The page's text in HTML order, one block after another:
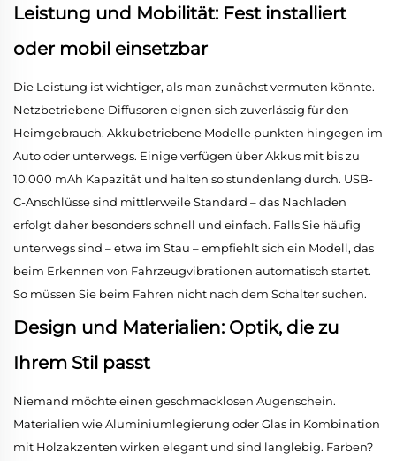
Leistung und Mobilität: Fest installiert
oder mobil einsetzbar
Die Leistung ist wichtiger, als man zunächst vermuten könnte.
Netzbetriebene Diffusoren eignen sich zuverlässig für den
Heimgebrauch. Akkubetriebene Modelle punkten hingegen im
Auto oder unterwegs. Einige verfügen über Akkus mit bis zu
10.000 mAh Kapazität und halten so stundenlang durch. USB-
C-Anschlüsse sind mittlerweile Standard – das Nachladen
erfolgt daher besonders schnell und einfach. Falls Sie häufig
unterwegs sind – etwa im Stau – empfiehlt sich ein Modell, das
beim Erkennen von Fahrzeugvibrationen automatisch startet.
So müssen Sie beim Fahren nicht nach dem Schalter suchen.
Design und Materialien: Optik, die zu
Ihrem Stil passt
Niemand möchte einen geschmacklosen Augenschein.
Materialien wie Aluminiumlegierung oder Glas in Kombination
mit Holzakzenten wirken elegant und sind langlebig. Farben?